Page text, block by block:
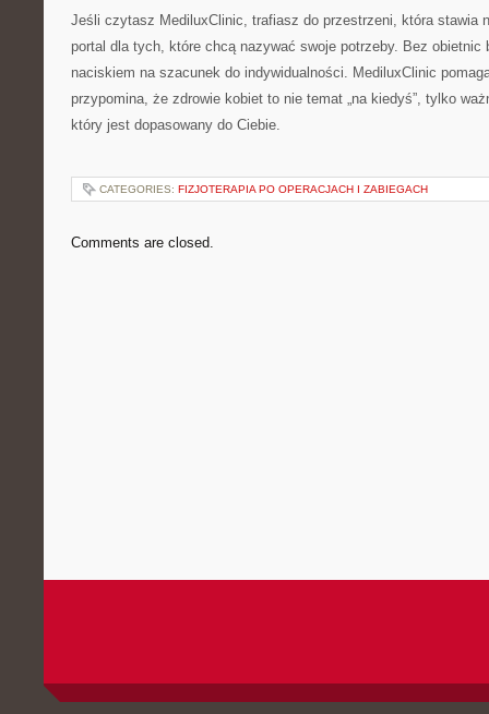
Jeśli czytasz MediluxClinic, trafiasz do przestrzeni, która stawia
portal dla tych, które chcą nazywać swoje potrzeby. Bez obietnic
naciskiem na szacunek do indywidualności. MediluxClinic
przypomina, że zdrowie kobiet to nie temat „na kiedyś”, tylko
który jest dopasowany do Ciebie.
CATEGORIES: FIZJOTERAPIA PO OPERACJACH I ZABIEGACH
Comments are closed.